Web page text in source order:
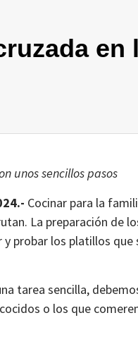
en
unos sencillos pasos
Cocinar para la
La preparación de
probar los platillos
tarea sencilla,
o los que